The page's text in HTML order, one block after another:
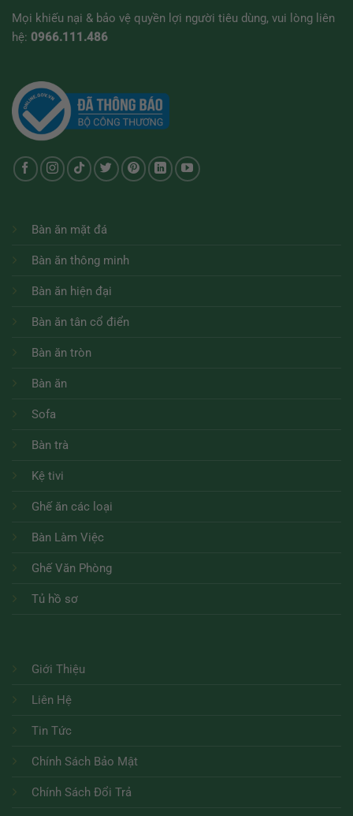
Mọi khiếu nại & bảo vệ quyền lợi người tiêu dùng, vui lòng liên
hệ: 0966.111.486
Bàn ăn mặt đá
Bàn ăn thông minh
Bàn ăn hiện đại
Bàn ăn tân cổ điển
Bàn ăn tròn
Bàn ăn
Sofa
Bàn trà
Kệ tivi
Ghế ăn các loại
Bàn Làm Việc
Ghế Văn Phòng
Tủ hồ sơ
Giới Thiệu
Liên Hệ
Tin Tức
Chính Sách Bảo Mật
Chính Sách Đổi Trả